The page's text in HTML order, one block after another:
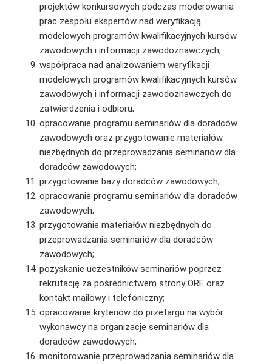
projektów konkursowych podczas moderowania
prac zespołu ekspertów nad weryfikacją
modelowych programów kwalifikacyjnych kursów
zawodowych i informacji zawodoznawczych;
współpraca nad analizowaniem weryfikacji
modelowych programów kwalifikacyjnych kursów
zawodowych i informacji zawodoznawczych do
zatwierdzenia i odbioru;
opracowanie programu seminariów dla doradców
zawodowych oraz przygotowanie materiałów
niezbędnych do przeprowadzania seminariów dla
doradców zawodowych;
przygotowanie bazy doradców zawodowych;
opracowanie programu seminariów dla doradców
zawodowych;
przygotowanie materiałów niezbędnych do
przeprowadzania seminariów dla doradców
zawodowych;
pozyskanie uczestników seminariów poprzez
rekrutację za pośrednictwem strony ORE oraz
kontakt mailowy i telefoniczny;
opracowanie kryteriów do przetargu na wybór
wykonawcy na organizacje seminariów dla
doradców zawodowych;
monitorowanie przeprowadzania seminariów dla